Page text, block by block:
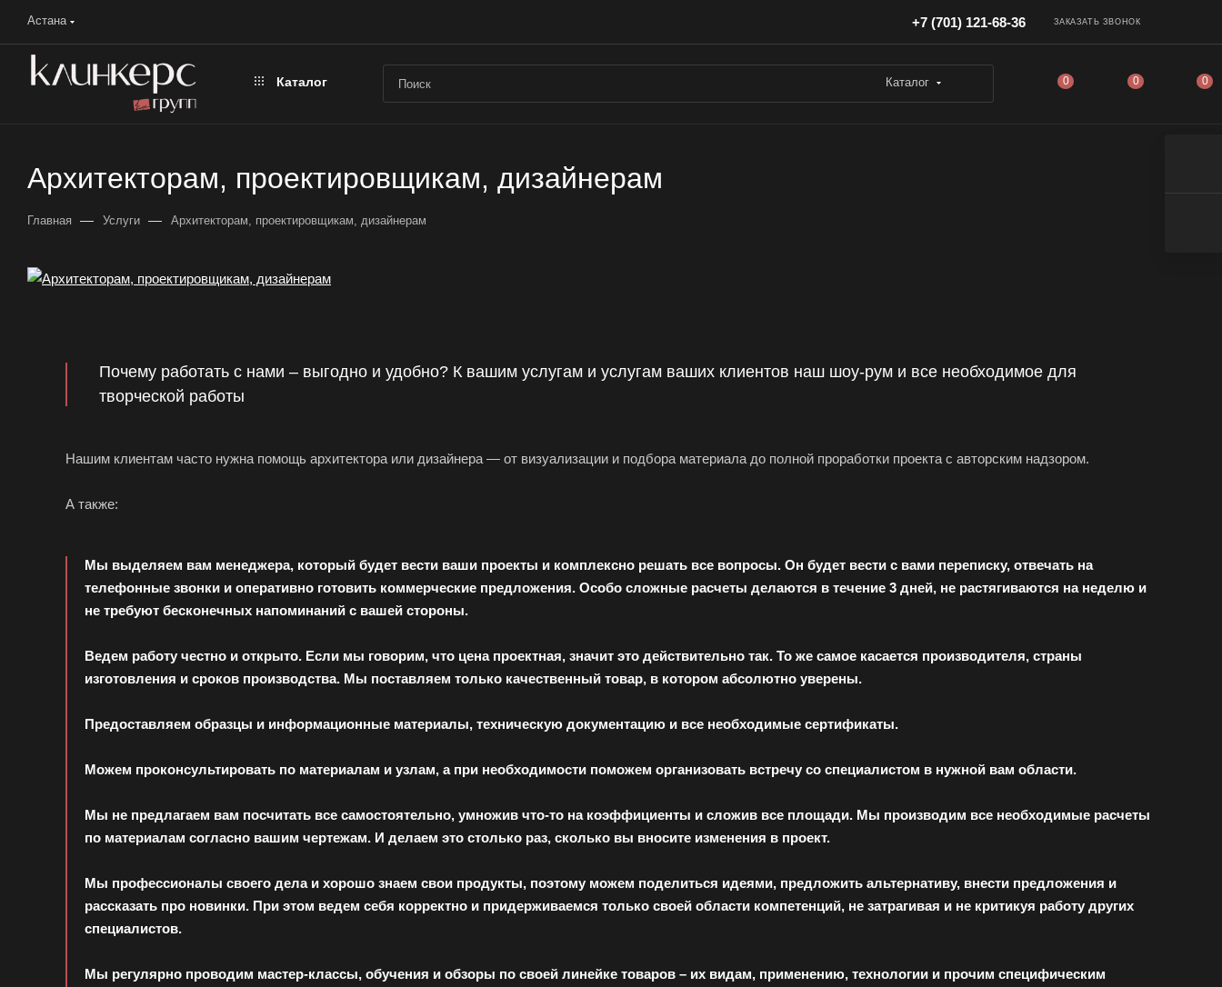
Астана +7 (701) 121-68-36 ЗАКАЗАТЬ ЗВОНОК
Каталог Каталог 0 0 0
Архитекторам, проектировщикам, дизайнерам
Главная — Услуги — Архитекторам, проектировщикам, дизайнерам
Почему работать с нами – выгодно и удобно? К вашим услугам и услугам ваших клиентов наш шоу-рум и все необходимое для
творческой работы
Нашим клиентам часто нужна помощь архитектора или дизайнера — от визуализации и подбора материала до полной проработки проекта с авторским надзором.
А также:
Мы выделяем вам менеджера, который будет вести ваши проекты и комплексно решать все вопросы. Он будет вести с вами переписку, отвечать на
телефонные звонки и оперативно готовить коммерческие предложения. Особо сложные расчеты делаются в течение 3 дней, не растягиваются на неделю и
не требуют бесконечных напоминаний с вашей стороны.
Ведем работу честно и открыто. Если мы говорим, что цена проектная, значит это действительно так. То же самое касается производителя, страны
изготовления и сроков производства. Мы поставляем только качественный товар, в котором абсолютно уверены.
Предоставляем образцы и информационные материалы, техническую документацию и все необходимые сертификаты.
Можем проконсультировать по материалам и узлам, а при необходимости поможем организовать встречу со специалистом в нужной вам области.
Мы не предлагаем вам посчитать все самостоятельно, умножив что-то на коэффициенты и сложив все площади. Мы производим все необходимые расчеты
по материалам согласно вашим чертежам. И делаем это столько раз, сколько вы вносите изменения в проект.
Мы профессионалы своего дела и хорошо знаем свои продукты, поэтому можем поделиться идеями, предложить альтернативу, внести предложения и
рассказать про новинки. При этом ведем себя корректно и придерживаемся только своей области компетенций, не затрагивая и не критикуя работу других
специалистов.
Мы регулярно проводим мастер-классы, обучения и обзоры по своей линейке товаров – их видам, применению, технологии и прочим специфическим